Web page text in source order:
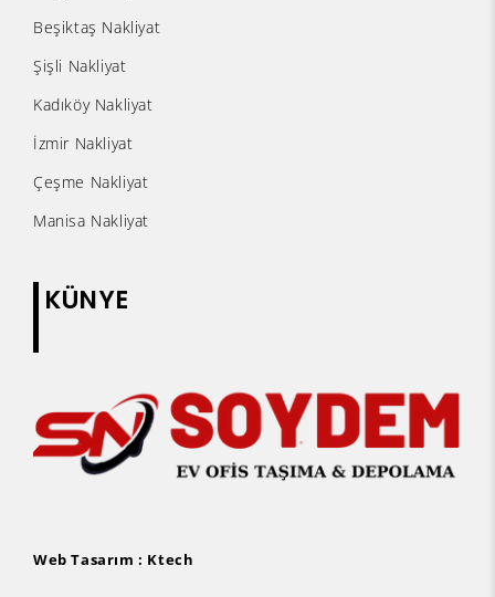
Beşiktaş Nakliyat
Şişli Nakliyat
Kadıköy Nakliyat
İzmir Nakliyat
Çeşme Nakliyat
Manisa Nakliyat
KÜNYE
Web Tasarım : Ktech